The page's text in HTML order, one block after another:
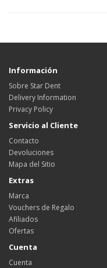
Información
Sobre Star Dent
Delivery Information
Privacy Policy
Servicio al Cliente
Contacto
Devoluciones
Mapa del Sitio
Extras
Marca
Vouchers de Regalo
Afiliados
Ofertas
Cuenta
Cuenta